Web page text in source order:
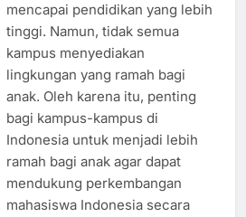
mencapai pendidikan yang lebih
tinggi. Namun, tidak semua
kampus menyediakan
lingkungan yang ramah bagi
anak. Oleh karena itu, penting
bagi kampus-kampus di
Indonesia untuk menjadi lebih
ramah bagi anak agar dapat
mendukung perkembangan
mahasiswa Indonesia secara